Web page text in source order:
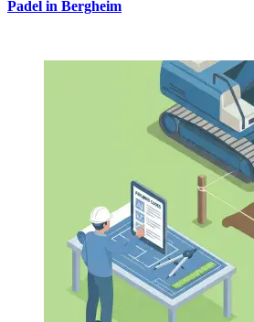
Padel in Bergheim